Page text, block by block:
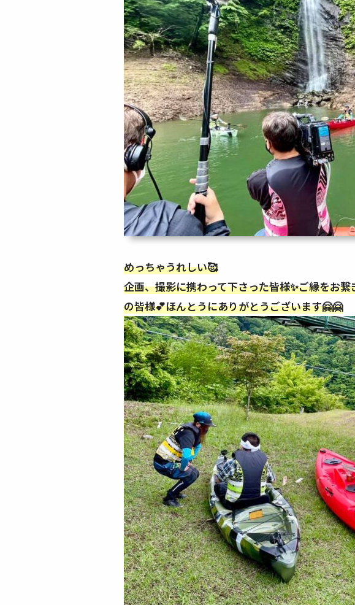
めっちゃうれしい🥰
企画、撮影に携わって下さった皆様✨ご縁をお
の皆様💕ほんとうにありがとうございます🤗🤗